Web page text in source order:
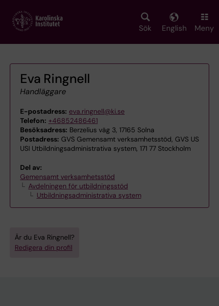
main
Sök English Meny
Eva Ringnell
Handläggare
E-postadress: eva.ringnell@ki.se
Telefon: +46852486461
Besöksadress: Berzelius väg 3, 17165 Solna
Postadress: GVS Gemensamt verksamhetsstöd, GVS US
USI Utbildningsadministrativa system, 171 77 Stockholm
Del av:
Gemensamt verksamhetsstöd
Avdelningen för utbildningsstöd
Utbildningsadministrativa system
Är du Eva Ringnell?
Redigera din profil